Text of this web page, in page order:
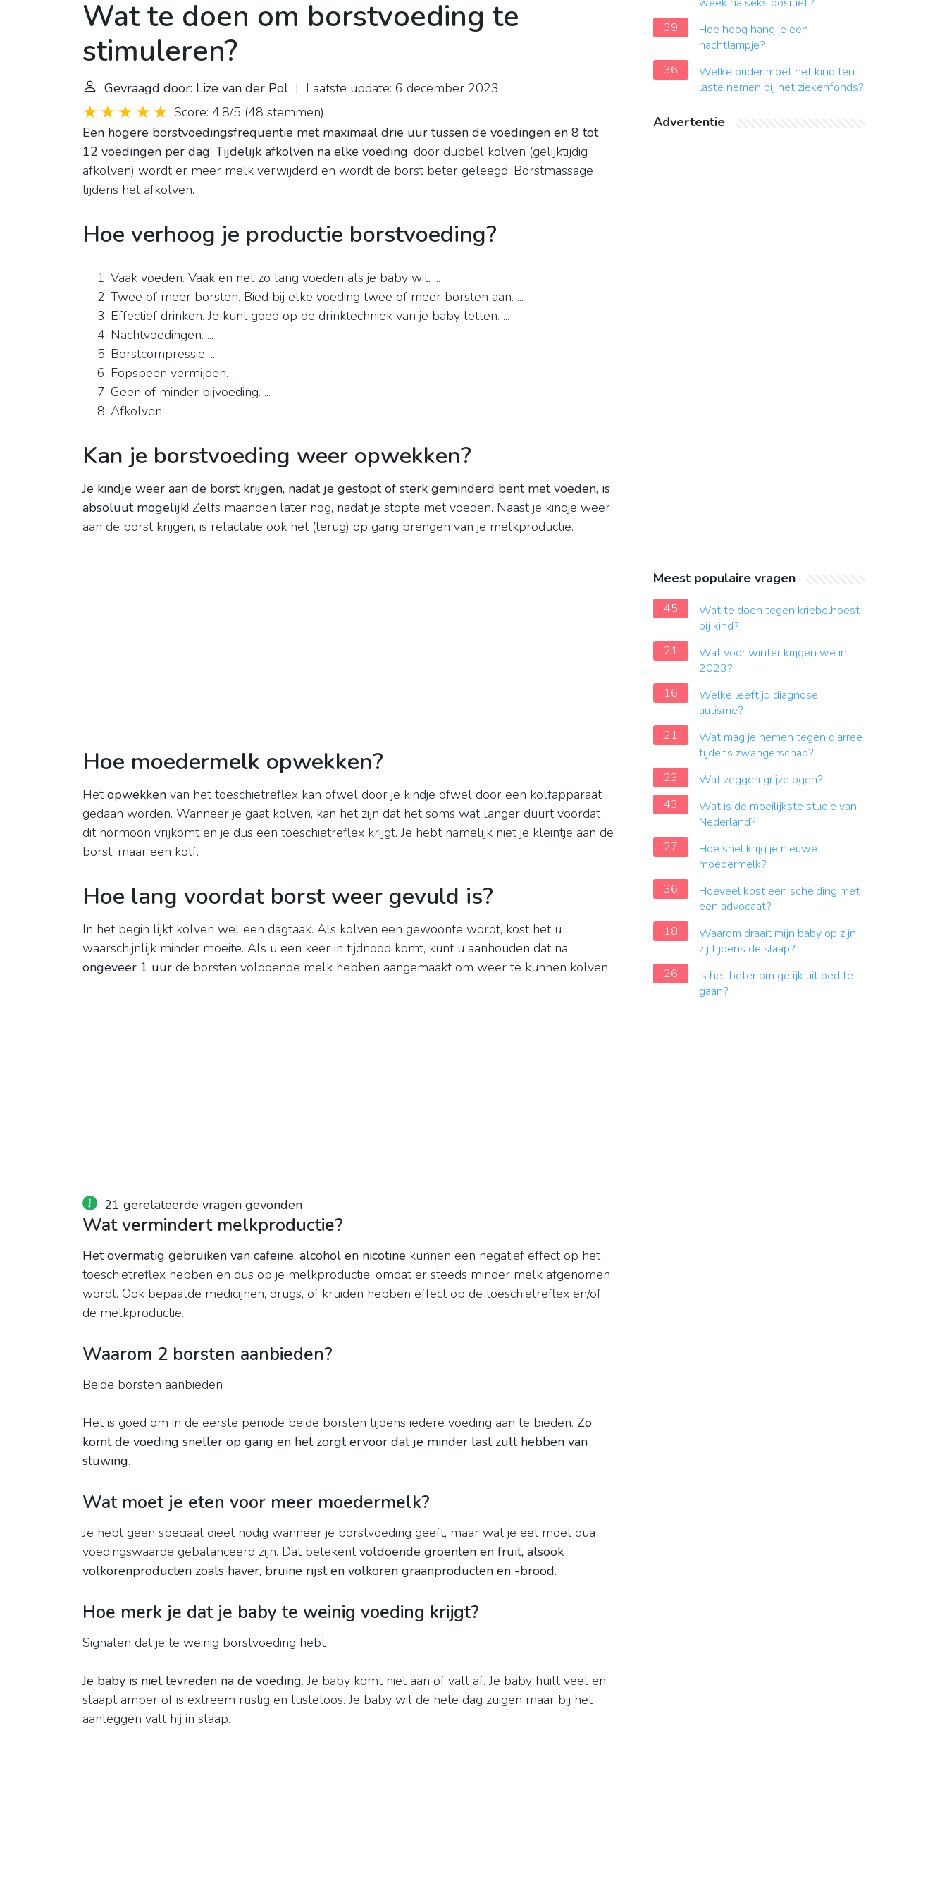
Wat te doen om borstvoeding te
stimuleren?
Gevraagd door: Lize van der Pol | Laatste update: 6 december 2023
Score: 4.8/5 (48 stemmen)
Een hogere borstvoedingsfrequentie met maximaal drie uur tussen de voedingen en 8 tot
12 voedingen per dag. Tijdelijk afkolven na elke voeding; door dubbel kolven (gelijktijdig
afkolven) wordt er meer melk verwijderd en wordt de borst beter geleegd. Borstmassage
tijdens het afkolven.
Hoe verhoog je productie borstvoeding?
Vaak voeden. Vaak en net zo lang voeden als je baby wil. ...
Twee of meer borsten. Bied bij elke voeding twee of meer borsten aan. ...
Effectief drinken. Je kunt goed op de drinktechniek van je baby letten. ...
Nachtvoedingen. ...
Borstcompressie. ...
Fopspeen vermijden. ...
Geen of minder bijvoeding. ...
Afkolven.
Kan je borstvoeding weer opwekken?
Je kindje weer aan de borst krijgen, nadat je gestopt of sterk geminderd bent met voeden, is
absoluut mogelijk! Zelfs maanden later nog, nadat je stopte met voeden. Naast je kindje weer
aan de borst krijgen, is relactatie ook het (terug) op gang brengen van je melkproductie.
Hoe moedermelk opwekken?
Hetopwekken van het toeschietreflex kan ofwel door je kindje ofwel door een kolfapparaat
gedaan worden. Wanneer je gaat kolven, kan het zijn dat het soms wat langer duurt voordat
dit hormoon vrijkomt en je dus een toeschietreflex krijgt. Je hebt namelijk niet je kleintje aan de
borst, maar een kolf.
Hoe lang voordat borst weer gevuld is?
In het begin lijkt kolven wel een dagtaak. Als kolven een gewoonte wordt, kost het u
waarschijnlijk minder moeite. Als u een keer in tijdnood komt, kunt u aanhouden dat na
ongeveer 1 uur de borsten voldoende melk hebben aangemaakt om weer te kunnen kolven.
21 gerelateerde vragen gevonden
Wat vermindert melkproductie?
Het overmatig gebruiken van cafeïne, alcohol en nicotine kunnen een negatief effect op het
toeschietreflex hebben en dus op je melkproductie, omdat er steeds minder melk afgenomen
wordt. Ook bepaalde medicijnen, drugs, of kruiden hebben effect op de toeschietreflex en/of
de melkproductie.
Waarom 2 borsten aanbieden?
Beide borsten aanbieden
Het is goed om in de eerste periode beide borsten tijdens iedere voeding aan te bieden. Zo
komt de voeding sneller op gang en het zorgt ervoor dat je minder last zult hebben van
stuwing.
Wat moet je eten voor meer moedermelk?
Je hebt geen speciaal dieet nodig wanneer je borstvoeding geeft, maar wat je eet moet qua
voedingswaarde gebalanceerd zijn. Dat betekentvoldoende groenten en fruit, alsook
volkorenproducten zoals haver, bruine rijst en volkoren graanproducten en -brood.
Hoe merk je dat je baby te weinig voeding krijgt?
Signalen dat je te weinig borstvoeding hebt
Je baby is niet tevreden na de voeding. Je baby komt niet aan of valt af. Je baby huilt veel en
slaapt amper of is extreem rustig en lusteloos. Je baby wil de hele dag zuigen maar bij het
aanleggen valt hij in slaap.
39
Hoe hoog hang je een
nachtlampje?
36
Welke ouder moet het kind ten
laste nemen bij het ziekenfonds?
Advertentie
Meest populaire vragen
45
Wat te doen tegen kriebelhoest
bij kind?
21
Wat voor winter krijgen we in
2023?
16
Welke leeftijd diagnose
autisme?
21
Wat mag je nemen tegen diarree
tijdens zwangerschap?
23
Wat zeggen grijze ogen?
43
Wat is de moeilijkste studie van
Nederland?
27
Hoe snel krijg je nieuwe
moedermelk?
36
Hoeveel kost een scheiding met
een advocaat?
18
Waarom draait mijn baby op zijn
zij tijdens de slaap?
26
Is het beter om gelijk uit bed te
gaan?